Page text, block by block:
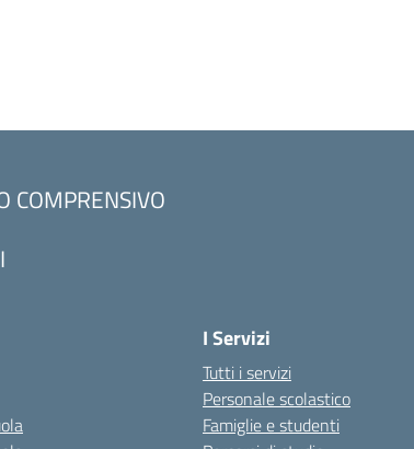
COMPRENSIVO
I Servizi
Tutti i servizi
Personale scolastico
Famiglie e studenti